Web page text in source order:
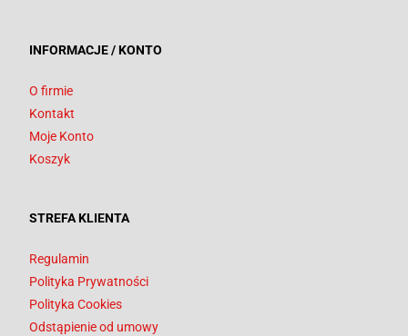
INFORMACJE / KONTO
O firmie
Kontakt
Moje Konto
Koszyk
STREFA KLIENTA
Regulamin
Polityka Prywatności
Polityka Cookies
Odstąpienie od umowy